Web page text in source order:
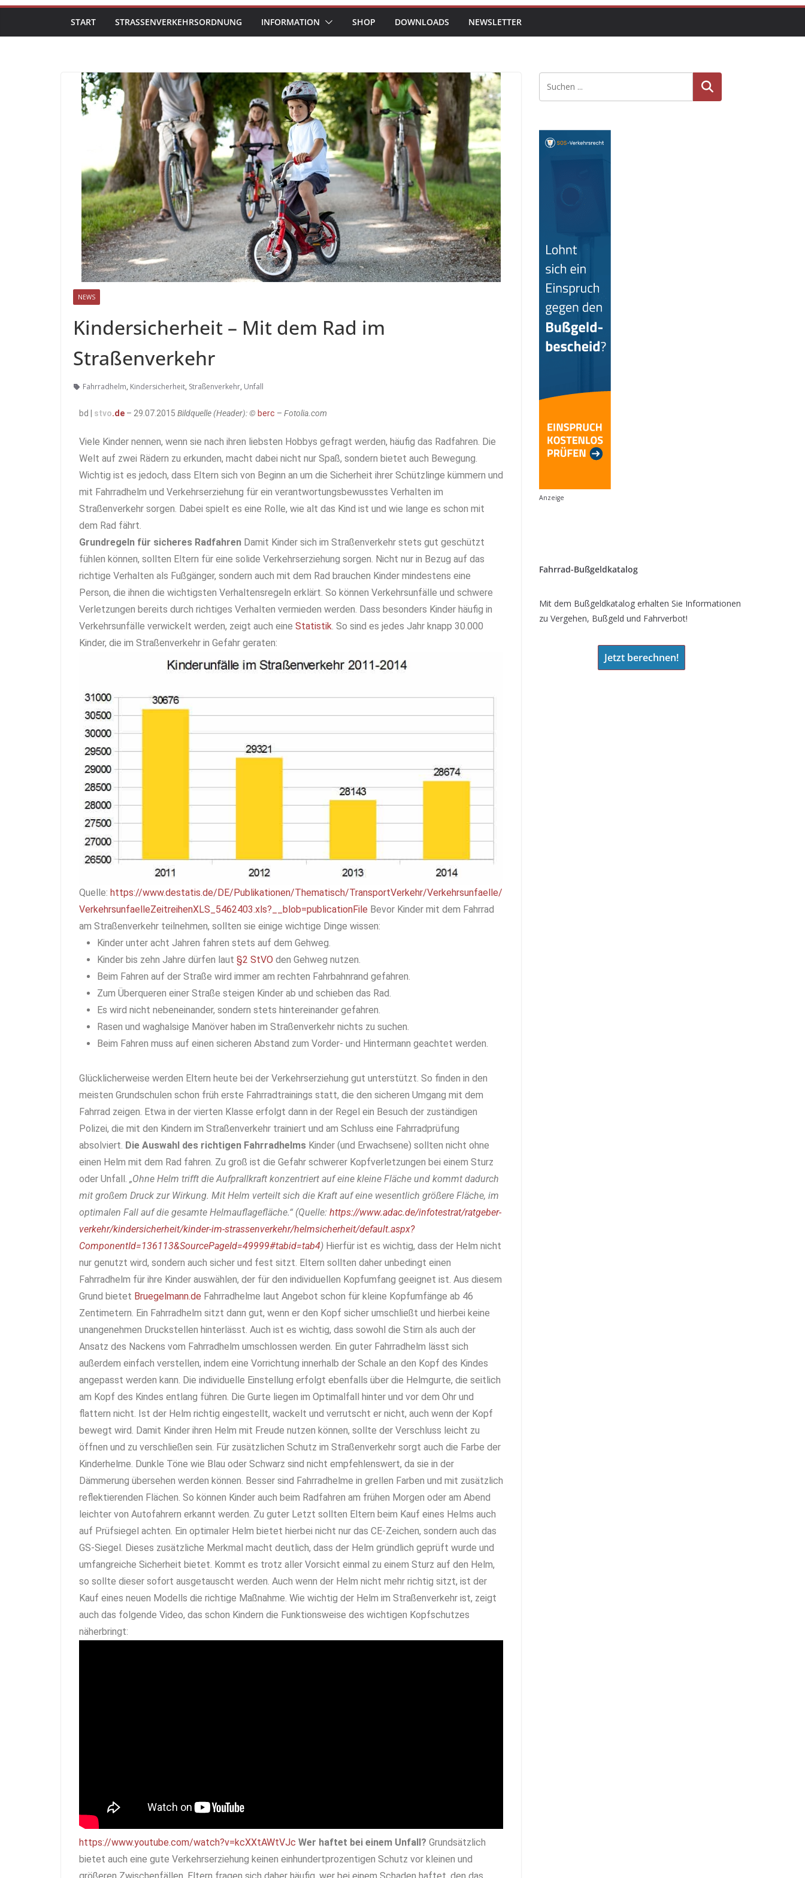
START STRASSENVERKEHRSORDNUNG INFORMATION SHOP DOWNLOADS NEWSLETTER
NEWS
Kindersicherheit – Mit dem Rad im
Straßenverkehr
Fahrradhelm, Kindersicherheit, Straßenverkehr, Unfall
bd | stvo.de – 29.07.2015 Bildquelle (Header): © berc – Fotolia.com
Viele Kinder nennen, wenn sie nach ihren liebsten Hobbys gefragt werden, häufig das Radfahren. Die
Welt auf zwei Rädern zu erkunden, macht dabei nicht nur Spaß, sondern bietet auch Bewegung.
Wichtig ist es jedoch, dass Eltern sich von Beginn an um die Sicherheit ihrer Schützlinge kümmern und
mit Fahrradhelm und Verkehrserziehung für ein verantwortungsbewusstes Verhalten im
Straßenverkehr sorgen. Dabei spielt es eine Rolle, wie alt das Kind ist und wie lange es schon mit
dem Rad fährt.
Grundregeln für sicheres Radfahren Damit Kinder sich im Straßenverkehr stets gut geschützt
fühlen können, sollten Eltern für eine solide Verkehrserziehung sorgen. Nicht nur in Bezug auf das
richtige Verhalten als Fußgänger, sondern auch mit dem Rad brauchen Kinder mindestens eine
Person, die ihnen die wichtigsten Verhaltensregeln erklärt. So können Verkehrsunfälle und schwere
Verletzungen bereits durch richtiges Verhalten vermieden werden. Dass besonders Kinder häufig in
Verkehrsunfälle verwickelt werden, zeigt auch eine Statistik. So sind es jedes Jahr knapp 30.000
Kinder, die im Straßenverkehr in Gefahr geraten:
Quelle: https://www.destatis.de/DE/Publikationen/Thematisch/TransportVerkehr/Verkehrsunfaelle/
VerkehrsunfaelleZeitreihenXLS_5462403.xls?__blob=publicationFile Bevor Kinder mit dem Fahrrad
am Straßenverkehr teilnehmen, sollten sie einige wichtige Dinge wissen:
Kinder unter acht Jahren fahren stets auf dem Gehweg.
Kinder bis zehn Jahre dürfen laut §2 StVO den Gehweg nutzen.
Beim Fahren auf der Straße wird immer am rechten Fahrbahnrand gefahren.
Zum Überqueren einer Straße steigen Kinder ab und schieben das Rad.
Es wird nicht nebeneinander, sondern stets hintereinander gefahren.
Rasen und waghalsige Manöver haben im Straßenverkehr nichts zu suchen.
Beim Fahren muss auf einen sicheren Abstand zum Vorder- und Hintermann geachtet werden.
Glücklicherweise werden Eltern heute bei der Verkehrserziehung gut unterstützt. So finden in den
meisten Grundschulen schon früh erste Fahrradtrainings statt, die den sicheren Umgang mit dem
Fahrrad zeigen. Etwa in der vierten Klasse erfolgt dann in der Regel ein Besuch der zuständigen
Polizei, die mit den Kindern im Straßenverkehr trainiert und am Schluss eine Fahrradprüfung
absolviert. Die Auswahl des richtigen Fahrradhelms Kinder (und Erwachsene) sollten nicht ohne
einen Helm mit dem Rad fahren. Zu groß ist die Gefahr schwerer Kopfverletzungen bei einem Sturz
oder Unfall. „Ohne Helm trifft die Aufprallkraft konzentriert auf eine kleine Fläche und kommt dadurch
mit großem Druck zur Wirkung. Mit Helm verteilt sich die Kraft auf eine wesentlich größere Fläche, im
optimalen Fall auf die gesamte Helmauflagefläche.“ (Quelle: https://www.adac.de/infotestrat/ratgeber-
verkehr/kindersicherheit/kinder-im-strassenverkehr/helmsicherheit/default.aspx?
ComponentId=136113&SourcePageId=49999#tabid=tab4) Hierfür ist es wichtig, dass der Helm nicht
nur genutzt wird, sondern auch sicher und fest sitzt. Eltern sollten daher unbedingt einen
Fahrradhelm für ihre Kinder auswählen, der für den individuellen Kopfumfang geeignet ist. Aus diesem
Grund bietet Bruegelmann.de Fahrradhelme laut Angebot schon für kleine Kopfumfänge ab 46
Zentimetern. Ein Fahrradhelm sitzt dann gut, wenn er den Kopf sicher umschließt und hierbei keine
unangenehmen Druckstellen hinterlässt. Auch ist es wichtig, dass sowohl die Stirn als auch der
Ansatz des Nackens vom Fahrradhelm umschlossen werden. Ein guter Fahrradhelm lässt sich
außerdem einfach verstellen, indem eine Vorrichtung innerhalb der Schale an den Kopf des Kindes
angepasst werden kann. Die individuelle Einstellung erfolgt ebenfalls über die Helmgurte, die seitlich
am Kopf des Kindes entlang führen. Die Gurte liegen im Optimalfall hinter und vor dem Ohr und
flattern nicht. Ist der Helm richtig eingestellt, wackelt und verrutscht er nicht, auch wenn der Kopf
bewegt wird. Damit Kinder ihren Helm mit Freude nutzen können, sollte der Verschluss leicht zu
öffnen und zu verschließen sein. Für zusätzlichen Schutz im Straßenverkehr sorgt auch die Farbe der
Kinderhelme. Dunkle Töne wie Blau oder Schwarz sind nicht empfehlenswert, da sie in der
Dämmerung übersehen werden können. Besser sind Fahrradhelme in grellen Farben und mit zusätzlich
reflektierenden Flächen. So können Kinder auch beim Radfahren am frühen Morgen oder am Abend
leichter von Autofahrern erkannt werden. Zu guter Letzt sollten Eltern beim Kauf eines Helms auch
auf Prüfsiegel achten. Ein optimaler Helm bietet hierbei nicht nur das CE-Zeichen, sondern auch das
GS-Siegel. Dieses zusätzliche Merkmal macht deutlich, dass der Helm gründlich geprüft wurde und
umfangreiche Sicherheit bietet. Kommt es trotz aller Vorsicht einmal zu einem Sturz auf den Helm,
so sollte dieser sofort ausgetauscht werden. Auch wenn der Helm nicht mehr richtig sitzt, ist der
Kauf eines neuen Modells die richtige Maßnahme. Wie wichtig der Helm im Straßenverkehr ist, zeigt
auch das folgende Video, das schon Kindern die Funktionsweise des wichtigen Kopfschutzes
näherbringt:
https://www.youtube.com/watch?v=kcXXtAWtVJc Wer haftet bei einem Unfall? Grundsätzlich
bietet auch eine gute Verkehrserziehung keinen einhundertprozentigen Schutz vor kleinen und
Suche
Anzeige
Fahrrad-Bußgeldkatalog
Mit dem Bußgeldkatalog erhalten Sie Informationen
zu Vergehen, Bußgeld und Fahrverbot!
Jetzt berechnen!